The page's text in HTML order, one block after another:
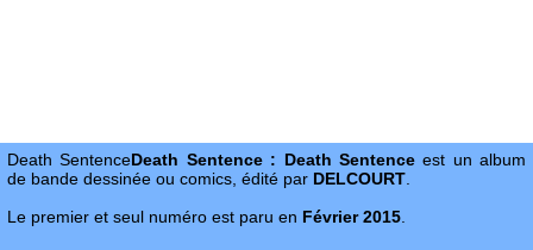
Death SentenceDeath Sentence : Death Sentenceest un album
de bande dessinée ou comics, édité par DELCOURT
Le premier et seul numéro est paru en Février 2015